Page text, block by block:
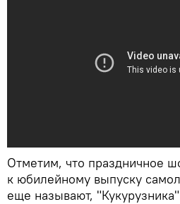
Отметим, что праздничное
к юбилейному выпуску
еще называют,